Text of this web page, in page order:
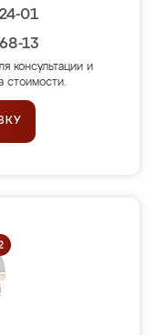
01
13
консультации и
стоимости.